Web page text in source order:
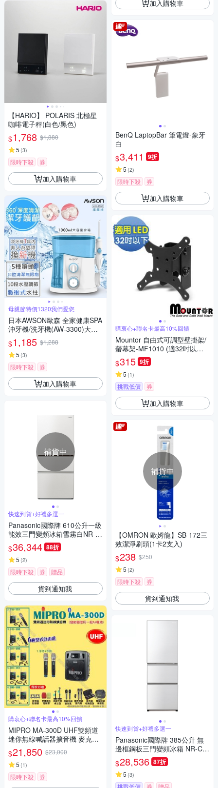
【HARIO】 POLARIS 北極星
咖啡電子秤(白色/黑色)
$1,768 $1,880
5 (3)
限時下殺 券
加入購物車
母親節特價1320我們愛您
日本AWSON歐森 全家健康SPA
沖牙機/洗牙機(AW-3300)大容
量旗艦版
$1,185 $1,288
5 (3)
限時下殺 券
加入購物車
補貨中
快速到貨+好禮多選一
Panasonic國際牌 610公升一級
能效三門變頻冰箱雪霧白NR-C
615XV-W
$36,344 88折
5 (2)
限時下殺 券 贈品
貨到通知我
購衷心+聯名卡最高10%回饋
MIPRO MA-300D UHF雙頻道
迷你無線喊話器擴音機 麥克風
使用AA電池供電
$21,850 $23,000
5 (1)
限時下殺 券
加入購物車
BenQ LaptopBar 筆電燈-象牙
白
$3,411 9折
5 (2)
限時下殺 券
加入購物車
購衷心+聯名卡最高10%回饋
Mountor 自由式可調型壁掛架/
螢幕架-MF1010 (適32吋以下L
ED)
$315 9折
5 (1)
挑戰低價 券
加入購物車
補貨中
【OMRON 歐姆龍】SB-172三
效潔淨刷頭(1卡2支入)
$238 $250
5 (2)
限時下殺 券
貨到通知我
快速到貨+好禮多選一
Panasonic國際牌 385公升 無
邊框鋼板三門變頻冰箱 NR-C3
84HV-W1 晶鑽白
$28,536 87折
5 (3)